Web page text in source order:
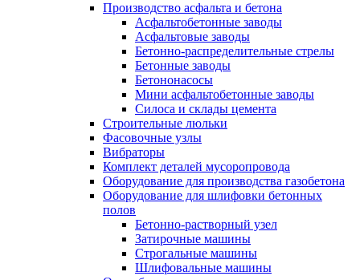
Производство асфальта и бетона
Асфальтобетонные заводы
Асфальтовые заводы
Бетонно-распределительные стрелы
Бетонные заводы
Бетононасосы
Мини асфальтобетонные заводы
Силоса и склады цемента
Строительные люльки
Фасовочные узлы
Вибраторы
Комплект деталей мусоропровода
Оборудование для производства газобетона
Оборудование для шлифовки бетонных
полов
Бетонно-растворный узел
Затирочные машины
Строгальные машины
Шлифовальные машины